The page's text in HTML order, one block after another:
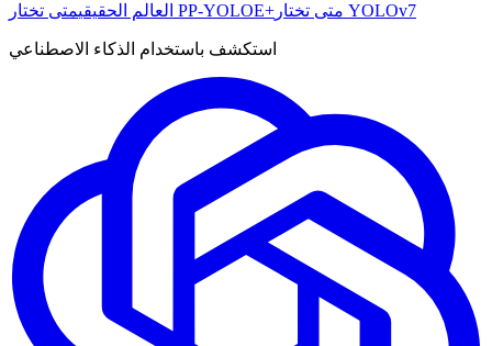
العالم الحقيقي متى تختار PP-YOLOE+ متى تختار YOLOv7
استكشف باستخدام الذكاء الاصطناعي